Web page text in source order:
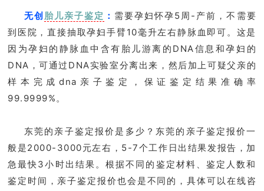
无创 胎儿亲子鉴定 ： 需要孕妇怀孕5周-产前，不需要
到医院，直接抽取孕妇手臂10毫升左右静脉血即可。这是
因为孕妇的静脉血中含有胎儿游离的DNA信息和孕妇的
DNA，可通过DNA实验室分离出来，然后加上可疑父亲的
样本完成dna亲子鉴定，保证鉴定结果准确率
99.9999%。
东莞的亲子鉴定报价是多少？东莞的亲子鉴定报价一
般是2000-3000元左右，5-7个工作日出结果发报告，加
急最快3小时出结果。根据不同的鉴定材料、鉴定人数和
鉴定时间，亲子鉴定报价也会是不同的，具体可以在线咨